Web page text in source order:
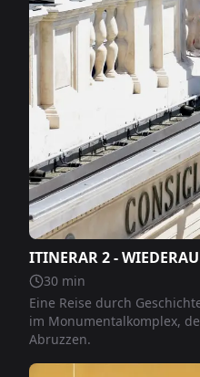
ITINERAR 2 -
30 min
Eine Reise durch
im Monumentalkomplex,
Abruzzen.